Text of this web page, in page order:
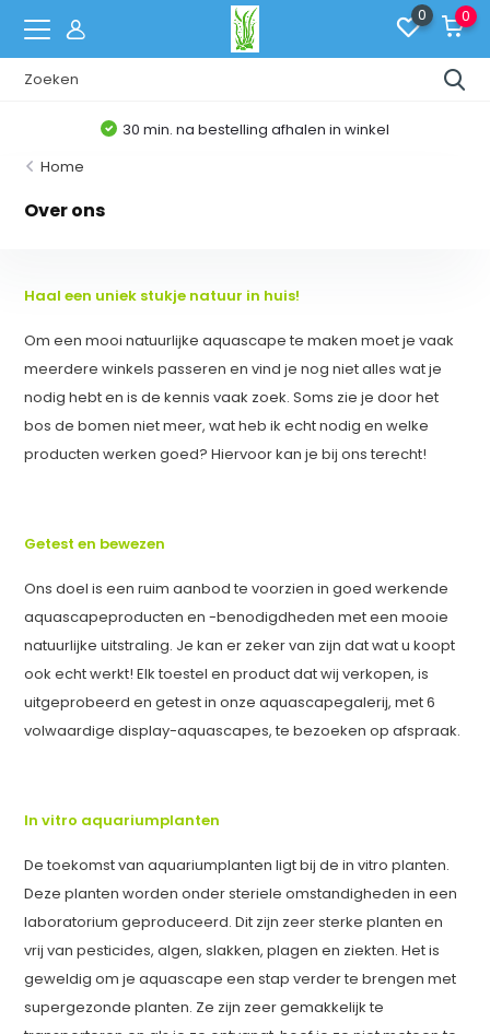
0 0
30 min. na bestelling afhalen in winkel
Home
Over ons
Haal een uniek stukje natuur in huis!
Om een mooi natuurlijke aquascape te maken moet je vaak
meerdere winkels passeren en vind je nog niet alles wat je
nodig hebt en is de kennis vaak zoek. Soms zie je door het
bos de bomen niet meer, wat heb ik echt nodig en welke
producten werken goed? Hiervoor kan je bij ons terecht!
Getest en bewezen
Ons doel is een ruim aanbod te voorzien in goed werkende
aquascapeproducten en -benodigdheden met een mooie
natuurlijke uitstraling. Je kan er zeker van zijn dat wat u koopt
ook echt werkt! Elk toestel en product dat wij verkopen, is
uitgeprobeerd en getest in onze aquascapegalerij, met 6
volwaardige display-aquascapes, te bezoeken op afspraak.
In vitro aquariumplanten
De toekomst van aquariumplanten ligt bij de in vitro planten.
Deze planten worden onder steriele omstandigheden in een
laboratorium geproduceerd. Dit zijn zeer sterke planten en
vrij van pesticides, algen, slakken, plagen en ziekten. Het is
geweldig om je aquascape een stap verder te brengen met
supergezonde planten. Ze zijn zeer gemakkelijk te